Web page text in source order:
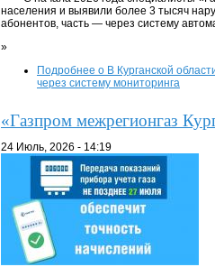
населения и выявили более 3 тысяч
абонентов, часть — через систему
»
Подробнее о В Курганской
через систему мониторинга
«Газпром межрегионгаз
24 Июль, 2026 - 14:19